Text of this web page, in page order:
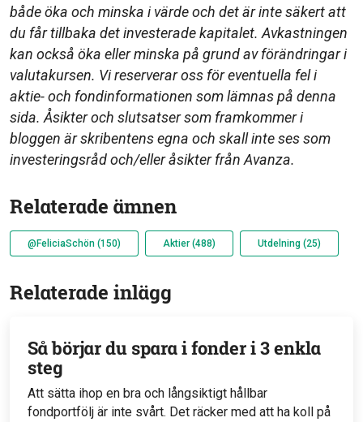
både öka och minska i värde och det är inte säkert att
du får tillbaka det investerade kapitalet. Avkastningen
kan också öka eller minska på grund av förändringar i
valutakursen. Vi reserverar oss för eventuella fel i
aktie- och fondinformationen som lämnas på denna
sida. Åsikter och slutsatser som framkommer i
bloggen är skribentens egna och skall inte ses som
investeringsråd och/eller åsikter från Avanza.
Relaterade ämnen
@FeliciaSchön (150) Aktier (488) Utdelning (25)
Relaterade inlägg
Så börjar du spara i fonder i 3 enkla
steg
Att sätta ihop en bra och långsiktigt hållbar
fondportfölj är inte svårt. Det räcker med att ha koll på